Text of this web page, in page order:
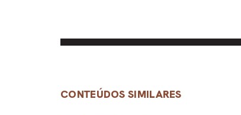
CONTEÚDOS SIMILARES